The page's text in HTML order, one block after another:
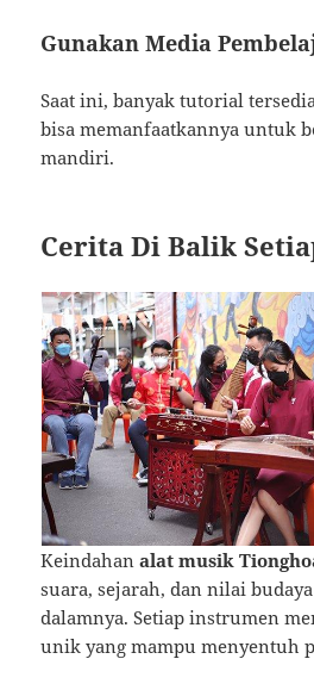
Gunakan Media
Saat ini, banyak tutorial
bisa memanfaatkannya untuk
mandiri.
Cerita Di Balik
Keindahanalat musik
suara, sejarah, dan nilai
dalamnya. Setiap instrumen
unik yang mampu menyentuh